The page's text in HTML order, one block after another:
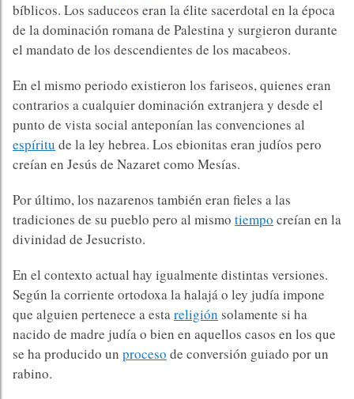
bíblicos. Los saduceos eran la élite sacerdotal en la época
de la dominación romana de Palestina y surgieron durante
el mandato de los descendientes de los macabeos.
En el mismo periodo existieron los fariseos, quienes eran
contrarios a cualquier dominación extranjera y desde el
punto de vista social anteponían las convenciones al
espíritu de la ley hebrea. Los ebionitas eran judíos pero
creían en Jesús de Nazaret como Mesías.
Por último, los nazarenos también eran fieles a las
tradiciones de su pueblo pero al mismo tiempo creían en la
divinidad de Jesucristo.
En el contexto actual hay igualmente distintas versiones.
Según la corriente ortodoxa la halajá o ley judía impone
que alguien pertenece a estareligión solamente si ha
nacido de madre judía o bien en aquellos casos en los que
se ha producido un proceso de conversión guiado por un
rabino.